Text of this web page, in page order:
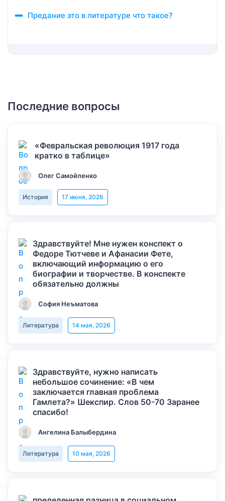
Предание это в литературе что такое?
Последние вопросы
«Февральская революция 1917 года
кратко в таблице»
Олег Самойленко
История 17 июня, 2026
Здравствуйте! Мне нужен конспект о
Федоре Тютчеве и Афанасии Фете,
включающий информацию о его
биографии и творчестве. В конспекте
обязательно должны
София Неъматова
Литература 14 мая, 2026
Здравствуйте, нужно написать
небольшое сочинение: «В чем
заключается главная проблема
Гамлета?» Шекспир. Слов 50-70 Заранее
спасибо!
Ангелина Балыбердина
Литература 10 мая, 2026